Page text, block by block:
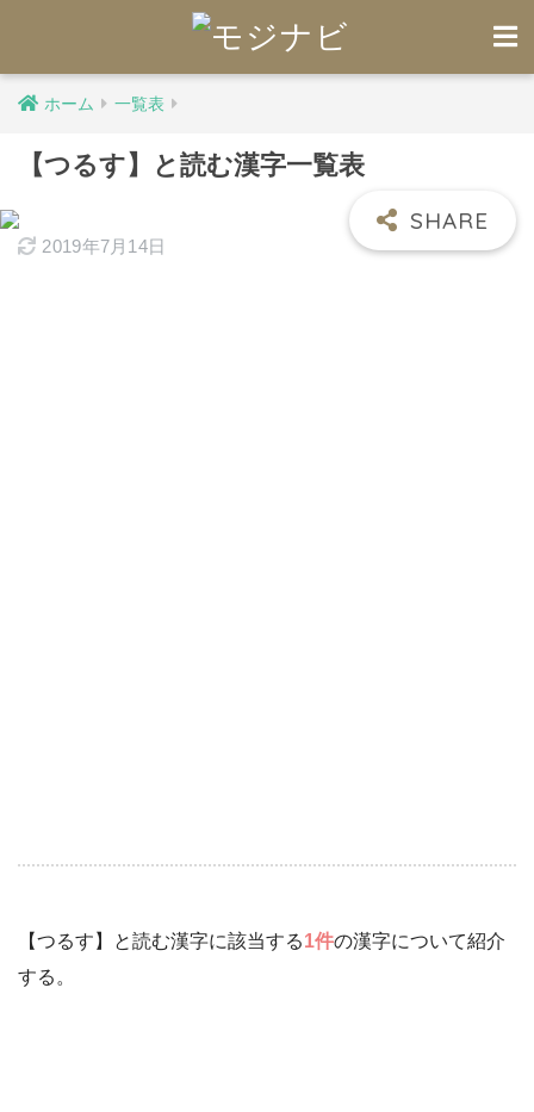
ホーム 一覧表
【つるす】と読む漢字一覧表
2019年7月14日
【つるす】と読む漢字に該当する1件の漢字について紹介
する。